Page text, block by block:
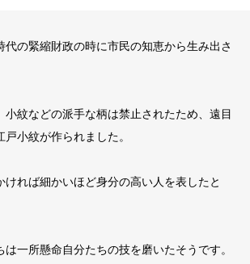
代の緊縮財政の時に市民の知恵から生み出さ
小紋などの派手な柄は禁止されたため、遠目
小紋が作られました。
ければ細かいほど身分の高い人を表したと
一所懸命自分たちの技を磨いたそうです。